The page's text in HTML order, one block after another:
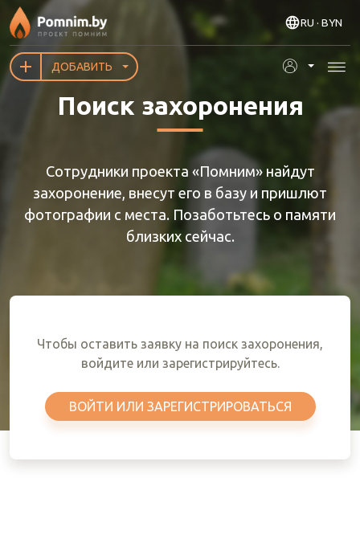
Перейти к основному содержанию
RU · BYN
ДОБАВИТЬ
Поиск захоронения
Сотрудники проекта «Помним» найдут
захоронение, внесут его в базу и пришлют
фотографии с места. Позаботьтесь о памяти
близких сейчас.
Чтобы оставить заявку на поиск захоронения,
войдите или зарегистрируйтесь.
ВОЙТИ ИЛИ ЗАРЕГИСТРИРОВАТЬСЯ